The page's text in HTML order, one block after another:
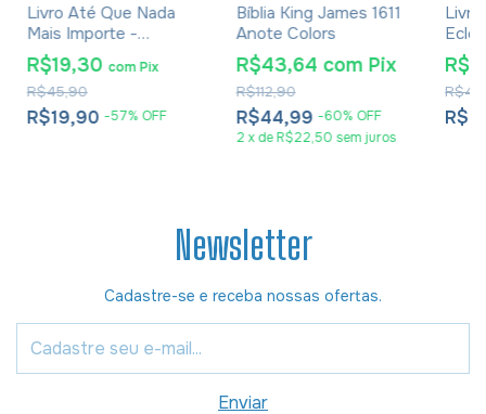
Livro Até Que Nada
Mais Importe -
Luciano Subirá
R$19,90 -57% OFF
R$45,90
R$19,30 com Pix
Bíblia King James 1611
Anote Colors
R$44,99 -60% OFF
R$112,90
R$43,64 com Pix
2 xdeR$22,50 sem juros
Barth
Newsletter
Cadastre-se e receba nossas ofertas.